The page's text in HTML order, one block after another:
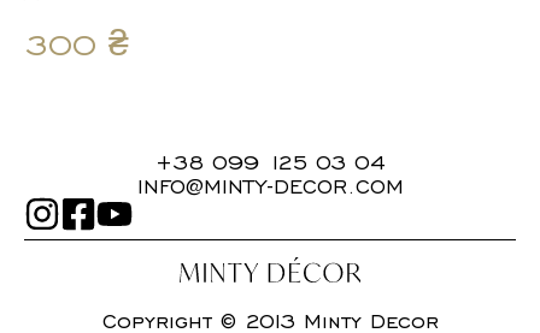
300 ₴
+38 099 125 03 04
INFO@MINTY-DECOR.COM
Copyright © 2013 Minty Decor